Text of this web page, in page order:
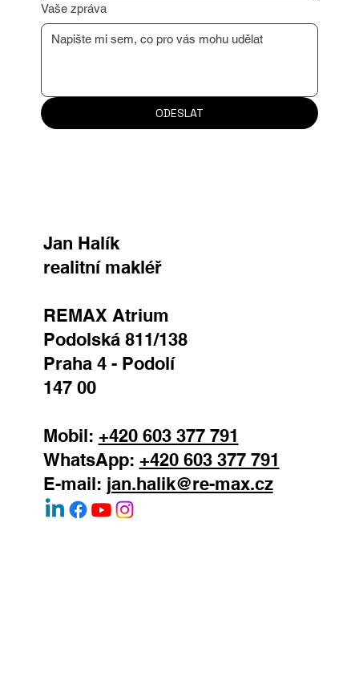
Vaše zpráva
ODESLAT
Jan Halík
realitní makléř
REMAX Atrium
Podolská 811/138
Praha 4 - Podolí
147 00
Mobil: +420 603 377 791
WhatsApp: +420 603 377 791
E-mail: jan.halik@re-max.cz